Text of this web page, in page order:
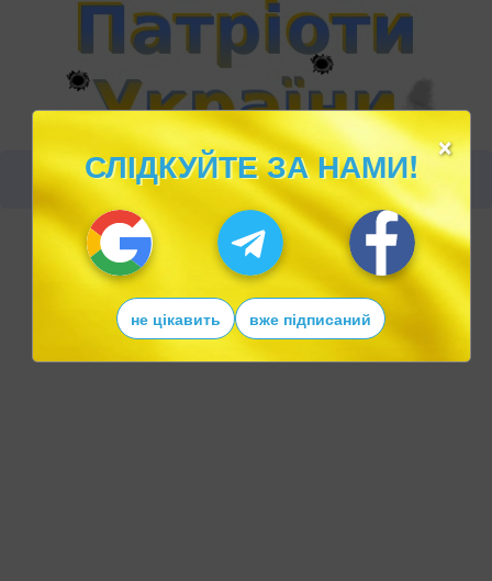
×
СЛІДКУЙТЕ ЗА НАМИ!
не цікавить вже підписаний